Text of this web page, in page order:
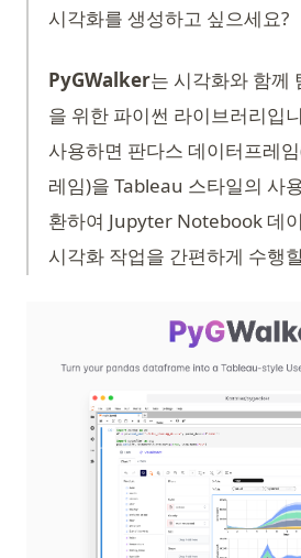
시각화를 생성하고 싶으세요?
PyGWalker는 시각화와 함께
을 위한 파이썬 라이브러리입
사용하면 판다스 데이터프레
레임)을 Tableau 스타일의 사
환하여 Jupyter Notebook 데
시각화 작업을 간편하게 수행